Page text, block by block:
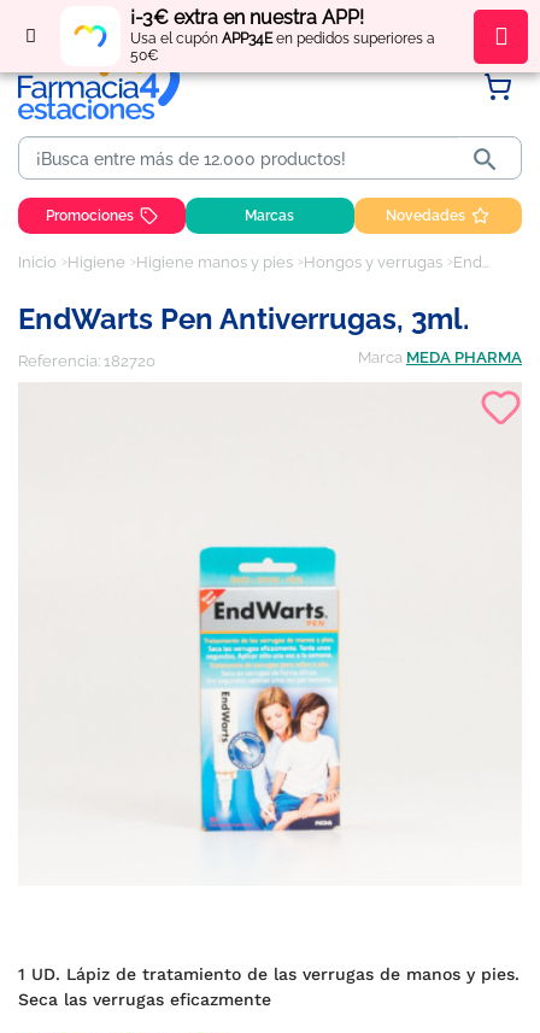
¡-3€ extra en nuestra APP!
Usa el cupón APP34Een pedidos superiores a
50€
Regístratey obténpuntos por tus compras

Promociones Marcas Novedades
Inicio Higiene Higiene manos y pies Hongos y verrugas EndWarts Pen Antiverrugas, 3ml.
EndWarts Pen Antiverrugas, 3ml.
Referencia: 182720 Marca MEDA PHARMA
1 UD. Lápiz de tratamiento de las verrugas de manos y pies.
Seca las verrugas eficazmente